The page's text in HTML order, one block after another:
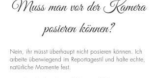
Muss man vor der Kamera
posieren können?
Nein, ihr müsst überhaupt nicht posieren können. Ich
arbeite überwiegend im Reportagestil und halte echte,
natürliche Momente fest.